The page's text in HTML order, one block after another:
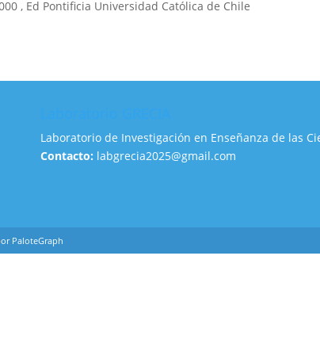
, Ed Pontificia Universidad Católica de Chile
Laboratorio de Investigación en Enseñanza de las
Contacto: labgrecia2025@gmail.com
PaloteGraph